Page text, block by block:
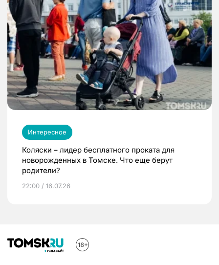
Интересное
Коляски – лидер бесплатного проката для
новорожденных в Томске. Что еще берут
родители?
22:00 / 16.07.26